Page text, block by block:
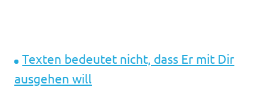
Texten bedeutet nicht, dass Er mit Dir
ausgehen will